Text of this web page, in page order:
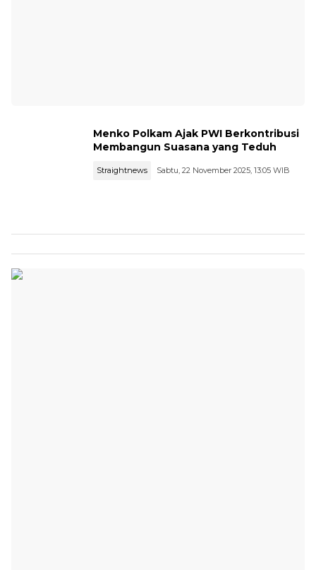
Menko Polkam Ajak PWI Berkontribusi
Membangun Suasana yang Teduh
Straightnews Sabtu, 22 November 2025, 13:05 WIB